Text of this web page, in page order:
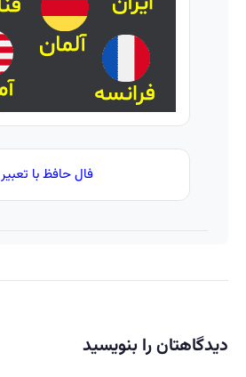
فال حافظ با تعبیر
دیدگاهتان را بنویسید